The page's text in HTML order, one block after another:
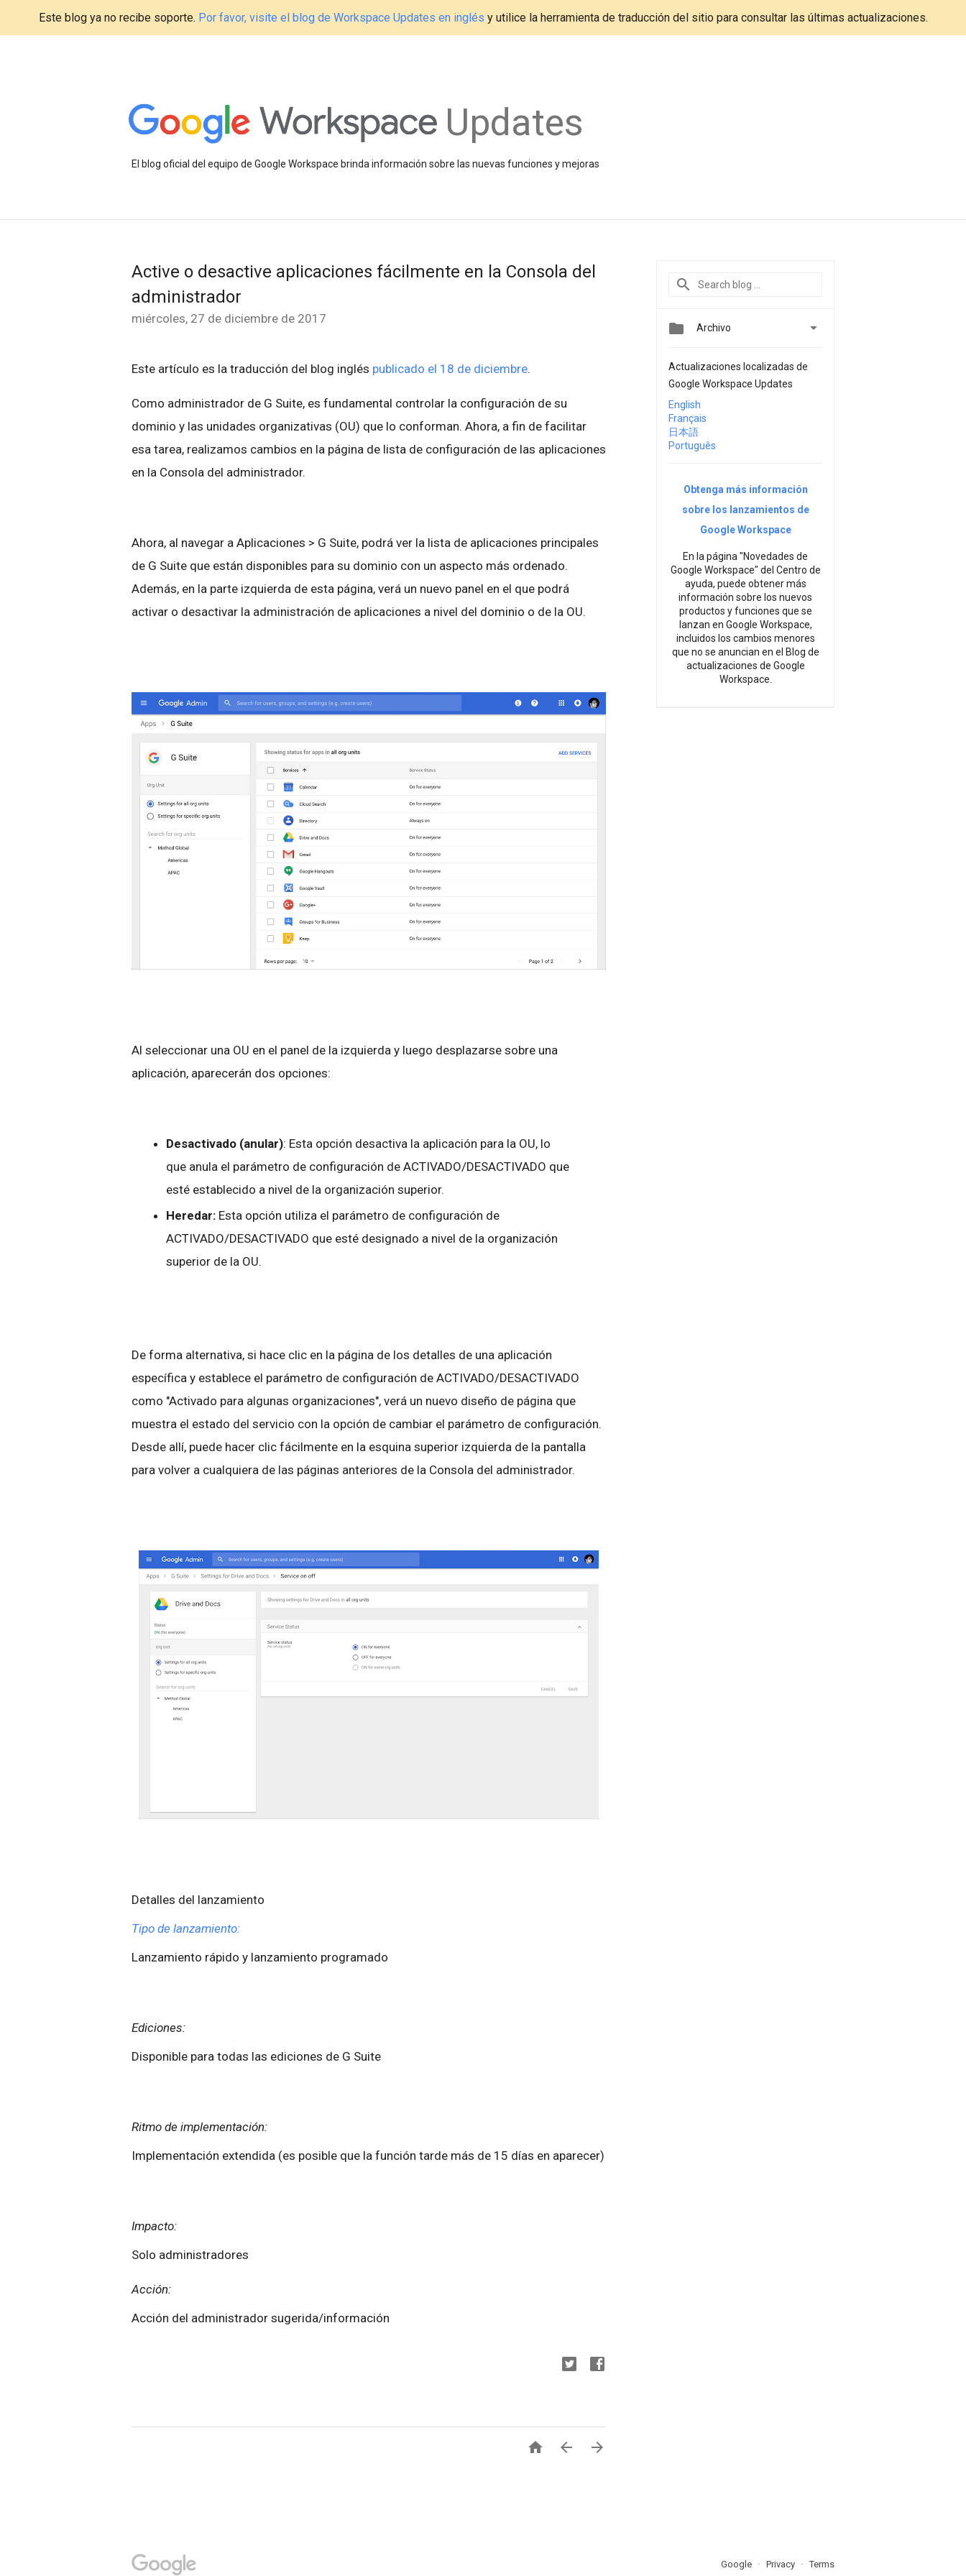
Este blog ya no recibe soporte. Por favor, visite el blog de Workspace Updates en inglés y utilice la herramienta de traducción del sitio para consultar las últimas actualizaciones.
Updates
El blog oficial del equipo de Google Workspace brinda información sobre las nuevas funciones y mejoras
Active o desactive aplicaciones fácilmente en la Consola del
administrador
miércoles, 27 de diciembre de 2017
Este artículo es la traducción del blog inglés publicado el 18 de diciembre.
Como administrador de G Suite, es fundamental controlar la configuración de su
dominio y las unidades organizativas (OU) que lo conforman. Ahora, a fin de facilitar
esa tarea, realizamos cambios en la página de lista de configuración de las aplicaciones
en la Consola del administrador.
Ahora, al navegar a Aplicaciones > G Suite, podrá ver la lista de aplicaciones principales
de G Suite que están disponibles para su dominio con un aspecto más ordenado.
Además, en la parte izquierda de esta página, verá un nuevo panel en el que podrá
activar o desactivar la administración de aplicaciones a nivel del dominio o de la OU.
Al seleccionar una OU en el panel de la izquierda y luego desplazarse sobre una
aplicación, aparecerán dos opciones:
Desactivado (anular): Esta opción desactiva la aplicación para la OU, lo
que anula el parámetro de configuración de ACTIVADO/DESACTIVADO que
esté establecido a nivel de la organización superior.
Heredar: Esta opción utiliza el parámetro de configuración de
ACTIVADO/DESACTIVADO que esté designado a nivel de la organización
superior de la OU.
De forma alternativa, si hace clic en la página de los detalles de una aplicación
específica y establece el parámetro de configuración de ACTIVADO/DESACTIVADO
como "Activado para algunas organizaciones", verá un nuevo diseño de página que
muestra el estado del servicio con la opción de cambiar el parámetro de configuración.
Desde allí, puede hacer clic fácilmente en la esquina superior izquierda de la pantalla
para volver a cualquiera de las páginas anteriores de la Consola del administrador.
Detalles del lanzamiento
Tipo de lanzamiento:
Lanzamiento rápido y lanzamiento programado
Ediciones:
Disponible para todas las ediciones de G Suite
Ritmo de implementación:
Implementación extendida (es posible que la función tarde más de 15 días en aparecer)
Impacto:
Solo administradores
Acción:
Acción del administrador sugerida/información
  
 Archivo 
Actualizaciones localizadas de
Google Workspace Updates
English
Français
日本語
Português
Obtenga más información
sobre los lanzamientos de
Google Workspace
En la página "Novedades de
Google Workspace" del Centro de
ayuda, puede obtener más
información sobre los nuevos
productos y funciones que se
lanzan en Google Workspace,
incluidos los cambios menores
que no se anuncian en el Blog de
actualizaciones de Google
Workspace.
Google Privacy Terms